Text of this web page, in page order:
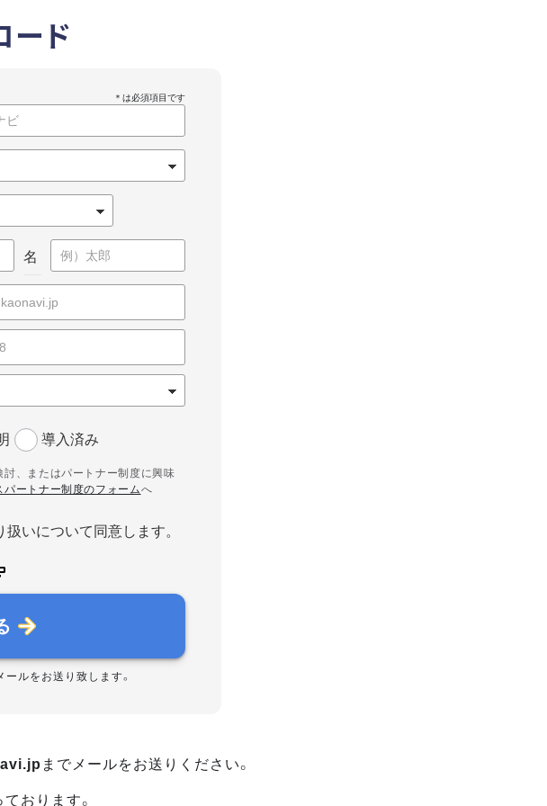
ード
名
導入済み
、またはパートナー制度に興味
パートナー制度のフォームへ
いについて同意します。
ルをお送り致します。
までメールをお送りください。
おります。